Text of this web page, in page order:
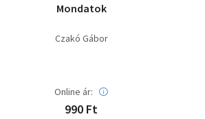
Mondatok
Czakó Gábor
Online ár:
990 Ft